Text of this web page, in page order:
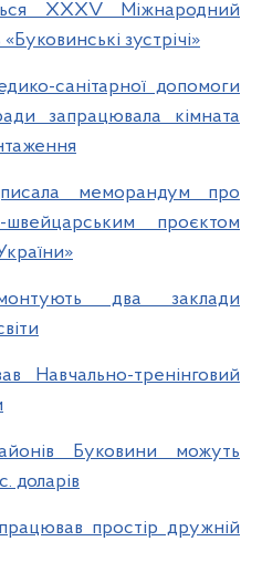
ХХХV Міжнародний
зустрічі»
санітарної допомоги
запрацювала кімната
меморандум про
проєктом
два заклади
Навчально-тренінговий
Буковини можуть
доларів
простір дружній